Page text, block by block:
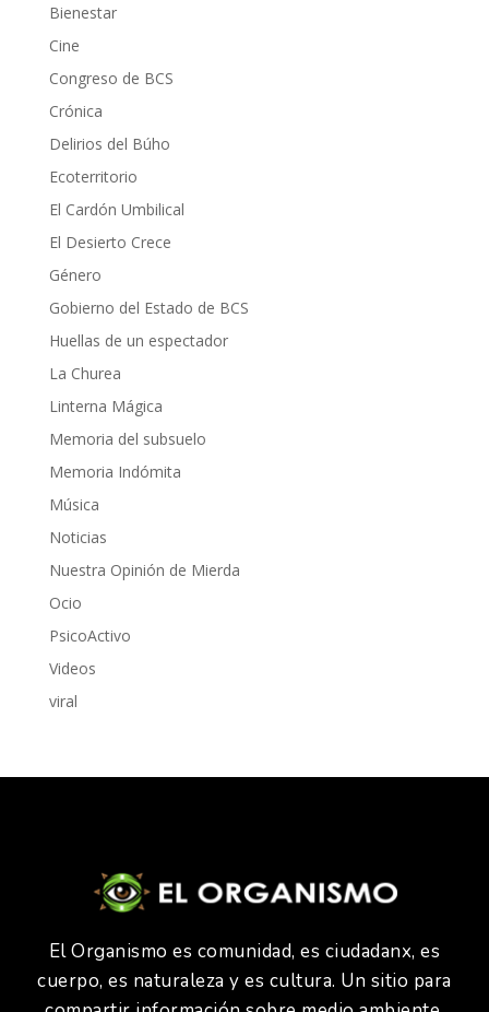
Bienestar
Cine
Congreso de BCS
Crónica
Delirios del Búho
Ecoterritorio
El Cardón Umbilical
El Desierto Crece
Género
Gobierno del Estado de BCS
Huellas de un espectador
La Churea
Linterna Mágica
Memoria del subsuelo
Memoria Indómita
Música
Noticias
Nuestra Opinión de Mierda
Ocio
PsicoActivo
Videos
viral
El Organismo es comunidad, es ciudadanx, es
cuerpo, es naturaleza y es cultura. Un sitio para